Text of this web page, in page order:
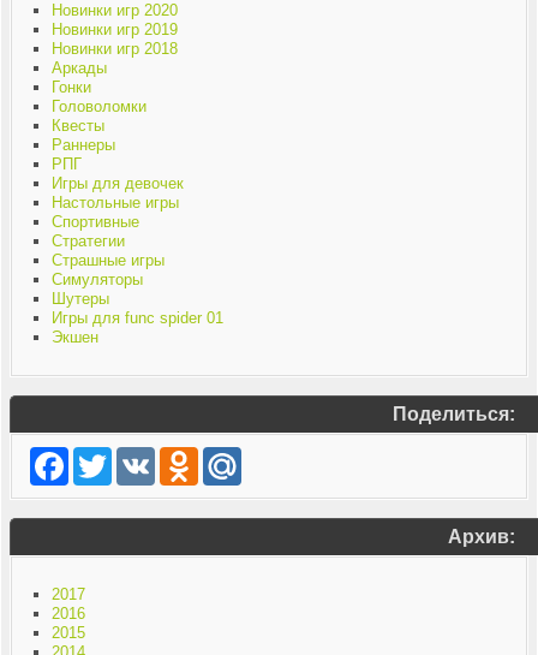
Новинки игр 2020
Новинки игр 2019
Новинки игр 2018
Аркады
Гонки
Головоломки
Квесты
Раннеры
РПГ
Игры для девочек
Настольные игры
Спортивные
Стратегии
Страшные игры
Симуляторы
Шутеры
Игры для func spider 01
Экшен
Поделиться:
Facebook
TwitterVK Odnoklassniki
Mail.Ru
Архив:
2017
2016
2015